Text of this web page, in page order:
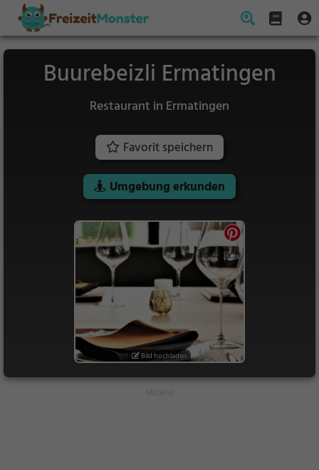
Buurebeizli Ermatingen
Restaurant in Ermatingen
Favorit speichern
Umgebung erkunden
Bild hochladen